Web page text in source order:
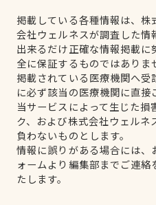
掲載している各種情報は、
会社ウェルネスが調査した情
出来るだけ正確な情報掲載
全に保証するものではありま
掲載されている医療機関へ
に必ず該当の医療機関に直接
当サービスによって生じた
ク、および株式会社ウェル
負わないものとします。
情報に誤りがある場合には
ォームより編集部までご連
たします。